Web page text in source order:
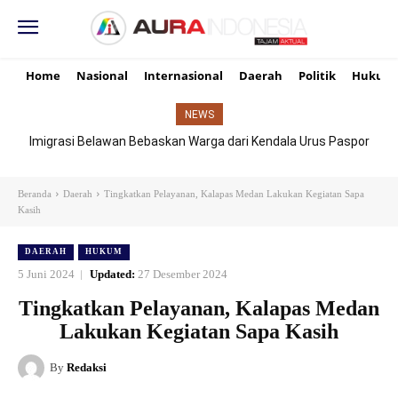
Home Nasional Internasional Daerah Politik Hukum
NEWS
Imigrasi Belawan Bebaskan Warga dari Kendala Urus Paspor
Beranda Daerah
Tingkatkan Pelayanan, Kalapas Medan Lakukan Kegiatan Sapa
Kasih
DAERAH HUKUM
5 Juni 2024 Updated: 27 Desember 2024
Tingkatkan Pelayanan, Kalapas Medan
Lakukan Kegiatan Sapa Kasih
By Redaksi